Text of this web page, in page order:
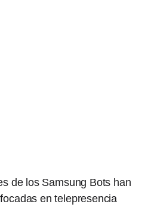
de los Samsung Bots han
en telepresencia